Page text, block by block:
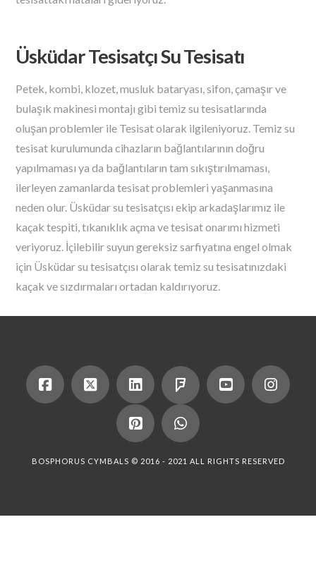
Üsküdar Tesisatçı Su Tesisatı
Petek, kombi, klozet, musluk bataryası, sifon, çamaşır ve
bulaşık makinesi montajı gibi temiz su tesisatlarında
oluşan problemler ile Tesisat olarak ilgileniyoruz. Temiz su
tesisat kurulumunda cihazların bağlantılarının doğru
yapılmaması ya da bağlantıların tam sıkıştırılmaması,
ilerleyen zamanlarda tesisat problemleri yaşanmasına
neden olur. Üsküdar su tesisatçısı ekip arkadaşlarımız ile
kaçak tespiti, tıkanıklık açma ve tesisat onarımı hizmeti
veriyoruz. İçilebilir suyun gereksiz sarfiyatına engel olmak
için Üsküdar su tesisatçısı olarak temiz su tesisatınızdaki
kaçak ve sızdırmaları ortadan kaldırıyoruz.
BOSPHORUS CYMBALS © 2016 - 2021 ALL RIGHTS RESERVED